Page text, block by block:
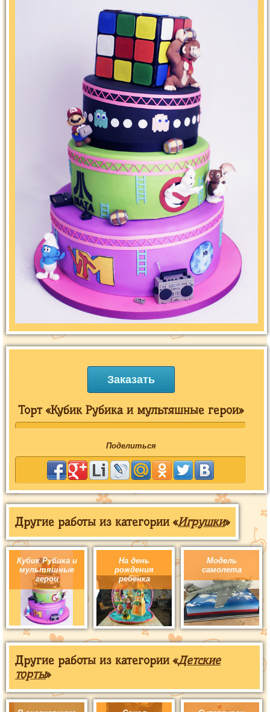
Заказать
Торт «Кубик Рубика и мультяшные герои»
Поделиться
Другие работы из категории «Игрушки»
Кубик Рубика и
мультяшные
герои
На день
рождения
ребенка
Модель
самолета
Другие работы из категории «Детские
торты»